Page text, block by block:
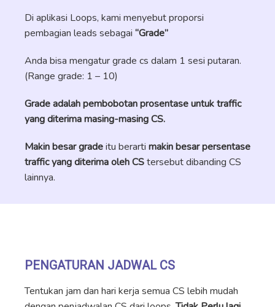
Di aplikasi Loops, kami menyebut proporsi
pembagian leads sebagai “Grade”
Anda bisa mengatur grade cs dalam 1 sesi putaran.
(Range grade: 1 – 10)
Grade adalah pembobotan prosentase untuk traffic
yang diterima masing-masing CS.
Makin besar gradeitu berarti makin besar persentase
traffic yang diterima oleh CStersebut dibanding CS
lainnya.
PENGATURAN JADWAL CS
Tentukan jam dan hari kerja semua CS lebih mudah